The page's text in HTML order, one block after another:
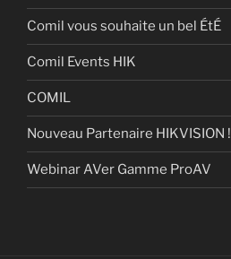
Comil vous souhaite un bel ÉtÉ
Comil Events HIK
COMIL
Nouveau Partenaire HIKVISION !
Webinar AVer Gamme ProAV